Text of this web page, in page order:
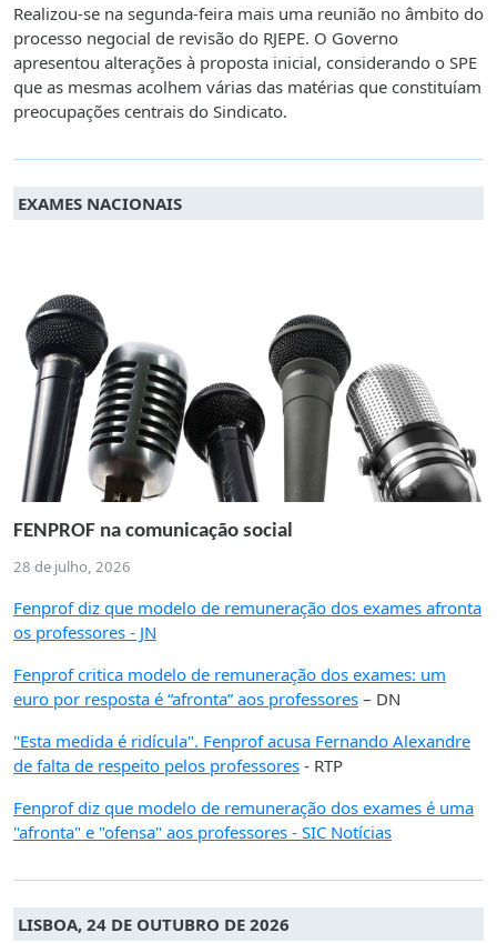
Realizou-se na segunda-feira mais uma reunião no âmbito do
processo negocial de revisão do RJEPE. O Governo
apresentou alterações à proposta inicial, considerando o SPE
que as mesmas acolhem várias das matérias que constituíam
preocupações centrais do Sindicato.
EXAMES NACIONAIS
FENPROF na comunicação social
28 de julho, 2026
Fenprof diz que modelo de remuneração dos exames afronta
os professores - JN
Fenprof critica modelo de remuneração dos exames: um
euro por resposta é “afronta” aos professores – DN
"Esta medida é ridícula". Fenprof acusa Fernando Alexandre
de falta de respeito pelos professores - RTP
Fenprof diz que modelo de remuneração dos exames é uma
"afronta" e "ofensa" aos professores - SIC Notícias
LISBOA, 24 DE OUTUBRO DE 2026